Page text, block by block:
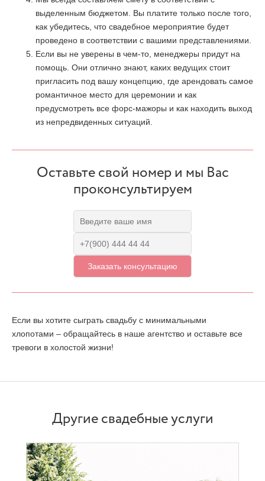
выделенным бюджетом. Вы платите только после того,
как убедитесь, что свадебное мероприятие будет
проведено в соответствии с вашими представлениями.
Если вы не уверены в чем-то, менеджеры придут на
помощь. Они отлично знают, каких ведущих стоит
пригласить под вашу концепцию, где арендовать самое
романтичное место для церемонии и как
предусмотреть все форс-мажоры и как находить выход
из непредвиденных ситуаций.
Оставьте свой номер и мы Вас
проконсультируем
Если вы хотите сыграть свадьбу с минимальными
хлопотами – обращайтесь в наше агентство и оставьте все
тревоги в холостой жизни!
Другие свадебные услуги